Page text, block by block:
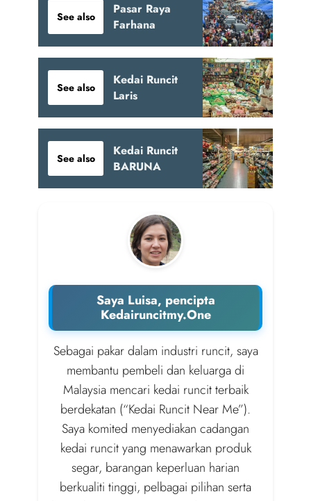
See also
Pasar Raya
Farhana
See also
Kedai Runcit
Laris
See also
Kedai Runcit
BARUNA
Saya Luisa, pencipta
Kedairuncitmy.One
Sebagai pakar dalam industri runcit, saya
membantu pembeli dan keluarga di
Malaysia mencari kedai runcit terbaik
berdekatan (“Kedai Runcit Near Me”).
Saya komited menyediakan cadangan
kedai runcit yang menawarkan produk
segar, barangan keperluan harian
berkualiti tinggi, pelbagai pilihan serta